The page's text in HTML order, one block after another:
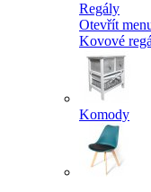
Regály
Otevřít
Kovové
Komody